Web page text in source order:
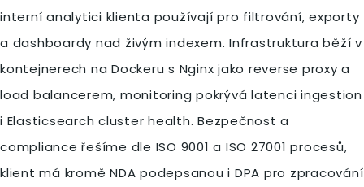
interní analytici klienta používají pro filtrování, exporty
a dashboardy nad živým indexem. Infrastruktura běží v
kontejnerech na Dockeru s Nginx jako reverse proxy a
load balancerem, monitoring pokrývá latenci ingestion
i Elasticsearch cluster health. Bezpečnost a
compliance řešíme dle ISO 9001 a ISO 27001 procesů,
klient má kromě NDA podepsanou i DPA pro zpracování